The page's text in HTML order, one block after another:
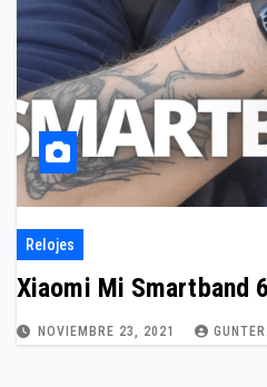
Relojes
Xiaomi Mi Smartband
NOVIEMBRE 23, 2021